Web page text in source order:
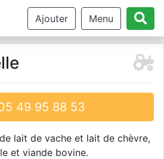
Ajouter Menu
49 95 88 53
lait de vache et lait de chèvre,
et viande bovine.